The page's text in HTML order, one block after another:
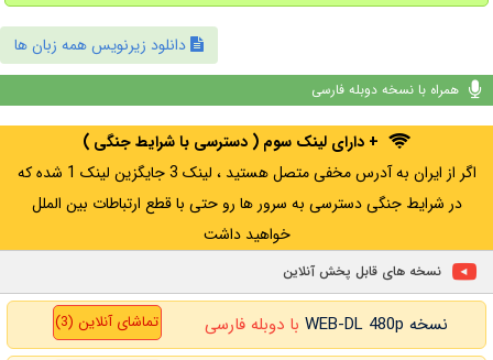
دانلود زیرنویس همه زبان ها
همراه با نسخه دوبله فارسی
+ دارای لینک سوم ( دسترسی با شرایط جنگی )
اگر از ایران به آدرس مخفی متصل هستید ، لینک 3 جایگزین لینک 1 شده که
در شرایط جنگی دسترسی به سرور ها رو حتی با قطع ارتباطات بین الملل
خواهید داشت
نسخه های قابل پخش آنلاین
نسخه WEB-DL 480p با دوبله فارسی تماشای آنلاین (3)